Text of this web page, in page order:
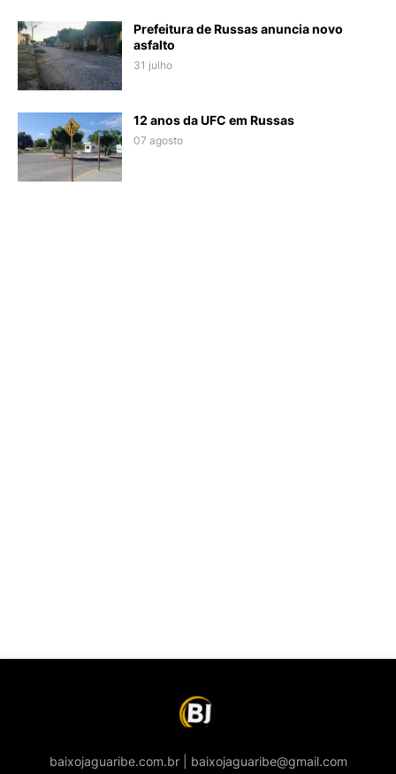
Prefeitura de Russas anuncia novo
asfalto
31 julho
12 anos da UFC em Russas
07 agosto
baixojaguaribe.com.br | baixojaguaribe@gmail.com